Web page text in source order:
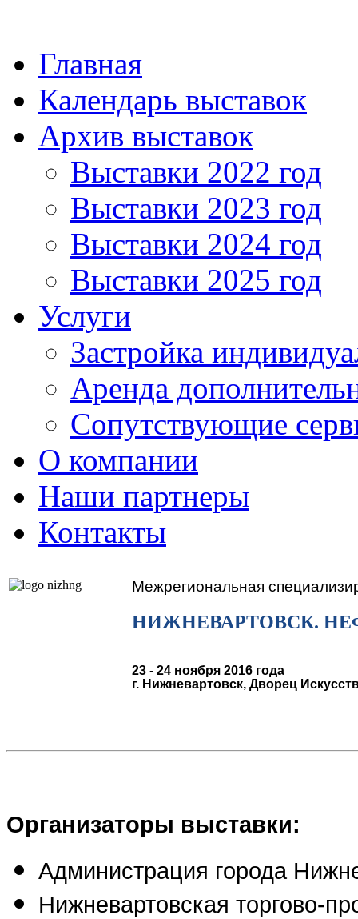
Главная
Календарь выставок
Архив выставок
Выставки 2022 год
Выставки 2023 год
Выставки 2024 год
Выставки 2025 год
Услуги
Застройка
Аренда
Сопутствующие
О компании
Наши партнеры
Контакты
Межрегиональная
НИЖНЕВАРТОВСК.
23 - 24 ноября 2016 года
г. Нижневартовск, Дворец
Организаторы выставки:
Администрация города
Нижневартовская торгово-